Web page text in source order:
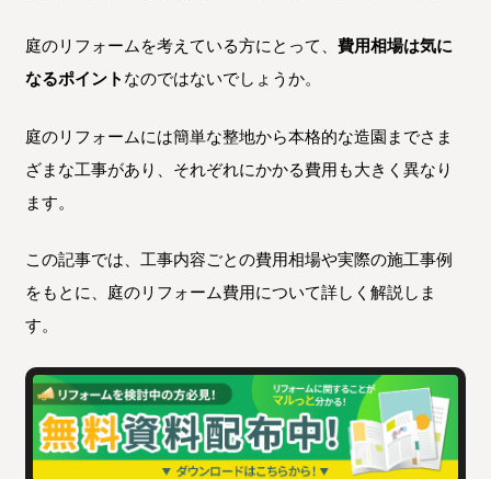
庭のリフォームを考えている方にとって、 費用相場は気に
なるポイント なのではないでしょうか。
庭のリフォームには簡単な整地から本格的な造園までさま
ざまな工事があり、それぞれにかかる費用も大きく異なり
ます。
この記事では、工事内容ごとの費用相場や実際の施工事例
をもとに、庭のリフォーム費用について詳しく解説しま
す。